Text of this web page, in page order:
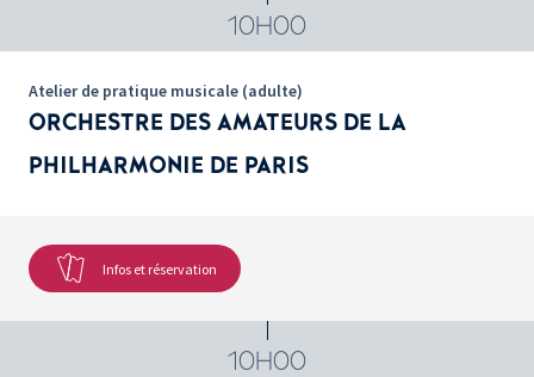
10H00
Atelier de pratique musicale (adulte)
ORCHESTRE DES AMATEURS DE LA
PHILHARMONIE DE PARIS
Infos et réservation
10H00